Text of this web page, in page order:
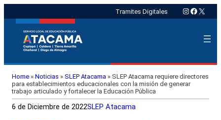
Tramites Digitales Instagram
X
Home » Noticias » SLEP Atacama » SLEP Atacama requiere directores
para establecimientos educacionales con la misión de generar
trabajo articulado y fortalecer la Educación Pública
6 de Diciembre de 2022SLEP Atacama